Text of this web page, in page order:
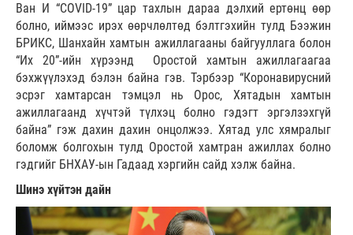
Ван И “COVID-19” цар тахлын дараа дэлхий ертөнц өөр
болно, иймээс ирэх өөрчлөлтөд бэлтгэхийн тулд Бээжин
БРИКС, Шанхайн хамтын ажиллагааны байгууллага болон
“Их 20”-ийн хүрээнд Оростой хамтын ажиллагаагаа
бэхжүүлэхэд бэлэн байна гэв. Тэрбээр “Коронавирусний
эсрэг хамтарсан тэмцэл нь Орос, Хятадын хамтын
ажиллагаанд хүчтэй түлхэц болно гэдэгт эргэлзэхгүй
байна” гэж дахин дахин онцолжээ. Хятад улс хямралыг
боломж болгохын тулд Оростой хамтран ажиллах болно
гэдгийг БНХАУ-ын Гадаад хэргийн сайд хэлж байна.
Шинэ хүйтэн дайн